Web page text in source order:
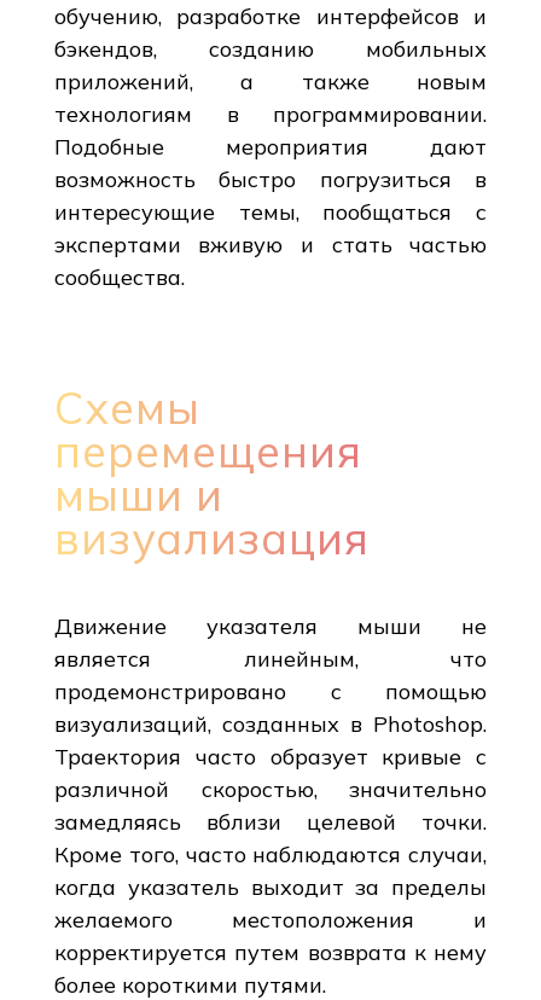
обучению, разработке интерфейсов и
бэкендов, созданию мобильных
приложений, а также новым
технологиям в программировании.
Подобные мероприятия дают
возможность быстро погрузиться в
интересующие темы, пообщаться с
экспертами вживую и стать частью
сообщества.
Схемы
перемещения
мыши и
визуализация
Движение указателя мыши не
является линейным, что
продемонстрировано с помощью
визуализаций, созданных в Photoshop.
Траектория часто образует кривые с
различной скоростью, значительно
замедляясь вблизи целевой точки.
Кроме того, часто наблюдаются случаи,
когда указатель выходит за пределы
желаемого местоположения и
корректируется путем возврата к нему
более короткими путями.